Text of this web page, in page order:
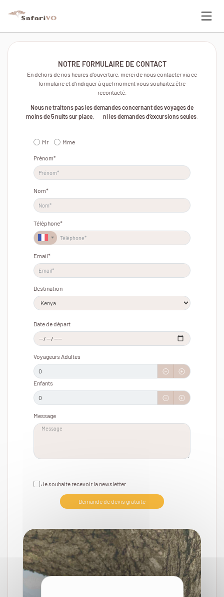
NOTRE FORMULAIRE DE CONTACT
En dehors de nos heures d’ouverture, merci de nous contacter via ce
formulaire et d’indiquer à quel moment vous souhaitez être
recontacté.
Nous ne traitons pas les demandes concernant des voyages de
moins de 5 nuits sur place, ni les demandes d’excursions seules.
Mr Mme
Prénom*
Nom*
Téléphone*
France
Email*
Destination
Date de départ
Voyageurs Adultes
Enfants
Message
Je souhaite recevoir la newsletter
Demande de devis gratuite